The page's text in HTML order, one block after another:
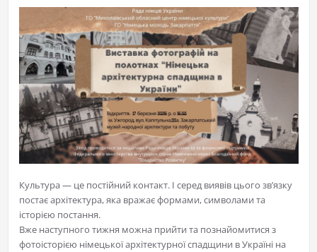
Культура — це постійний контакт. І серед виявів цього зв’язку
постає архітектура, яка вражає формами, символами та
історією постання.
Вже наступного тижня можна прийти та познайомитися з
фотоісторією німецької архітектурної спадщини в Україні на